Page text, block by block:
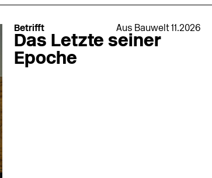
Betrifft Aus Bauwelt 11.2026
Das Letzte seiner
Epoche